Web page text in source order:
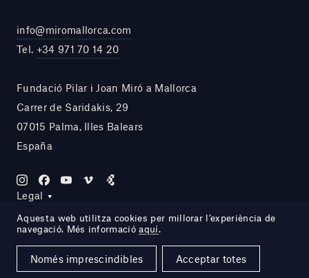
info@miromallorca.com
Tel. +34 971 70 14 20
Fundació Pilar i Joan Miró a Mallorca
Carrer de Saridakis, 29
07015 Palma, Illes Balears
España
Legal
Site by DOMO—A
Aquesta web utilitza cookies per millorar l’experiència de
navegació. Més informacióaquí.
Només imprescindibles Acceptar totes